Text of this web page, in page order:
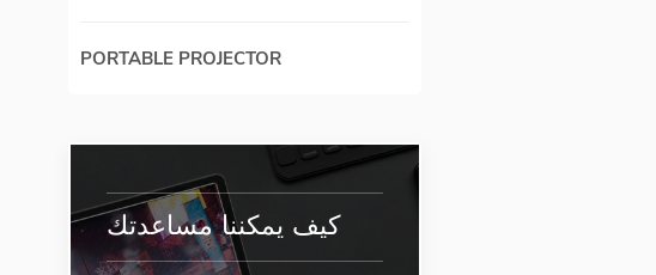
PORTABLE PROJECTOR
كيف يمكننا مساعدتك